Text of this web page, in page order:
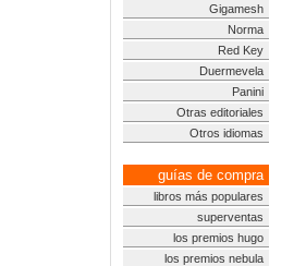
Gigamesh
Norma
Red Key
Duermevela
Panini
Otras editoriales
Otros idiomas
guías de compra
libros más populares
superventas
los premios hugo
los premios nebula